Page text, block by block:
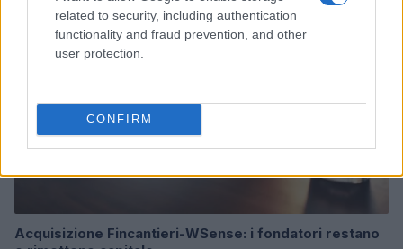
related to security, including authentication
functionality and fraud prevention, and other
user protection.
CONFIRM
Acquisizione Fincantieri-WSense: i fondatori restano